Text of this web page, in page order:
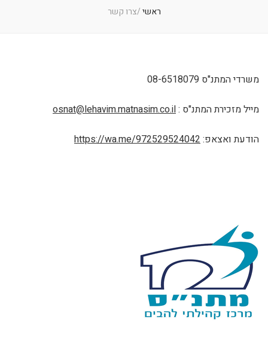
ראשי/צרו קשר
משרדי המתנ"ס 08-6518079
מייל מזכירת המתנ"ס :osnat@lehavim.matnasim.co.il
הודעת ואצאפ:https://wa.me/972529524042